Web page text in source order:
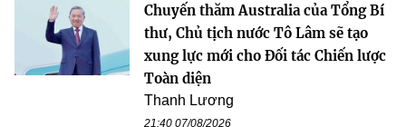
Chuyến thăm Australia của Tổng Bí
thư, Chủ tịch nước Tô Lâm sẽ tạo
xung lực mới cho Đối tác Chiến lược
Toàn diện
Thanh Lương
21:40 07/08/2026